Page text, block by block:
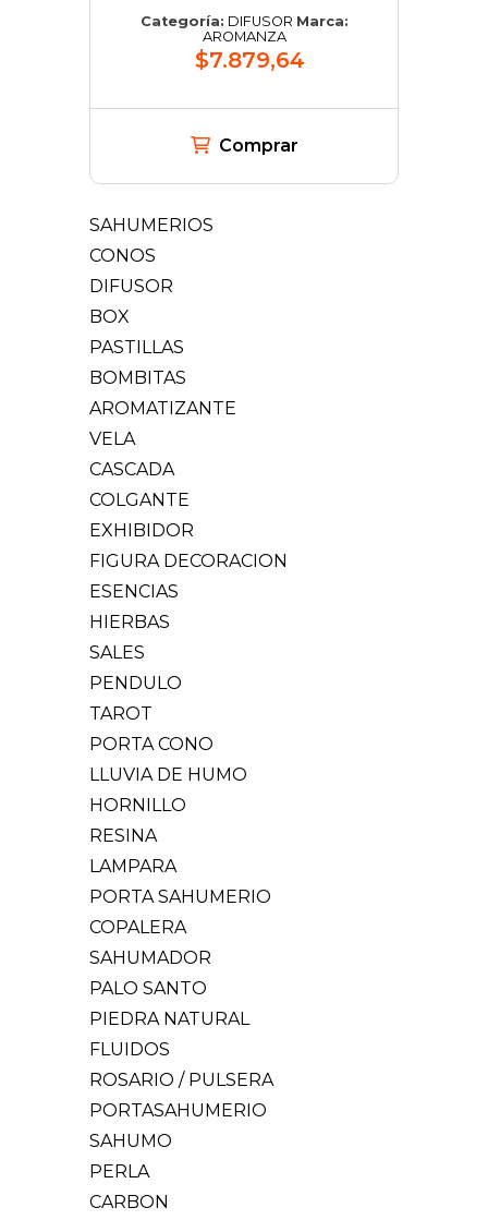
Categoría: DIFUSOR Marca:
AROMANZA
$7.879,64
Comprar
SAHUMERIOS
CONOS
DIFUSOR
BOX
PASTILLAS
BOMBITAS
AROMATIZANTE
VELA
CASCADA
COLGANTE
EXHIBIDOR
FIGURA DECORACION
ESENCIAS
HIERBAS
SALES
PENDULO
TAROT
PORTA CONO
LLUVIA DE HUMO
HORNILLO
RESINA
LAMPARA
PORTA SAHUMERIO
COPALERA
SAHUMADOR
PALO SANTO
PIEDRA NATURAL
FLUIDOS
ROSARIO / PULSERA
PORTASAHUMERIO
SAHUMO
PERLA
CARBON